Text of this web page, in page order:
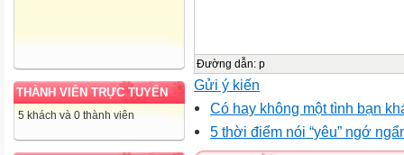
THÀNH VIÊN TRỰC TUYẾN
5 khách và 0 thành viên
Đường dẫn: p
Gửi ý kiến
Có hay không một tình bạn
5 thời điểm nói “yêu” ngớ